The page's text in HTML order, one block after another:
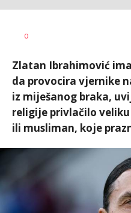
0
Zlatan Ibrahimović
da provocira vjernike
iz miješanog braka,
religije privlačilo
ili musliman, koje